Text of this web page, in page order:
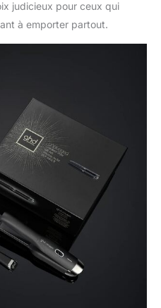
judicieux pour ceux qui
à emporter partout.